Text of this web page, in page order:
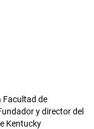
Facultad de
y director del
Kentucky